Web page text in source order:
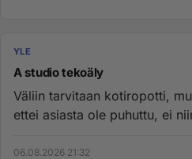
YLE
A studio tekoäly
Väliin tarvitaan kotiropotti,
ettei asiasta ole puhuttu, ei
06.08.2026 21:32